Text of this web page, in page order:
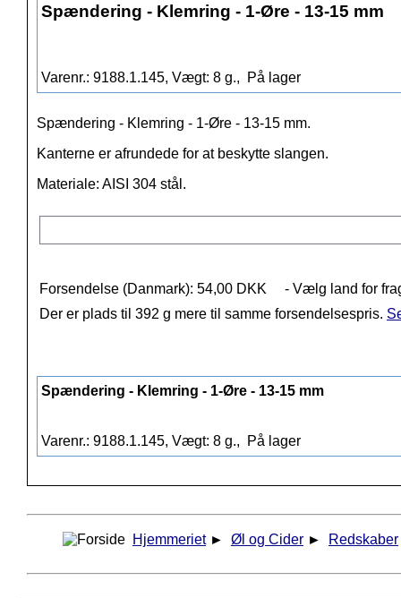
Spændering - Klemring - 1-Øre - 13-15 mm
Varenr.: 9188.1.145, Vægt: 8 g., På lager
Spændering - Klemring - 1-Øre - 13-15 mm.
Kanterne er afrundede for at beskytte slangen.
Materiale: AISI 304 stål.
Forsendelse (Danmark): 54,00 DKK
- Vælg land for
Der er plads til 392 g mere til samme forsendelsespris.
Spændering - Klemring - 1-Øre - 13-15 mm
Varenr.: 9188.1.145, Vægt: 8 g., På lager
Hjemmeriet ► Øl og Cider ► Redskaber